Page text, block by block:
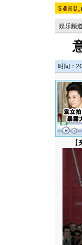
娱乐频道
时间：
【